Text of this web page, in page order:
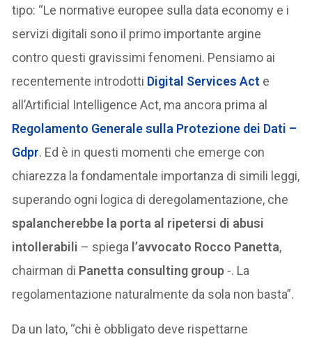
tipo: “Le normative europee sulla data economy e i
servizi digitali sono il primo importante argine
contro questi gravissimi fenomeni. Pensiamo ai
recentemente introdotti Digital Services Act e
all’Artificial Intelligence Act, ma ancora prima al
Regolamento Generale sulla Protezione dei Dati –
Gdpr. Ed è in questi momenti che emerge con
chiarezza la fondamentale importanza di simili leggi,
superando ogni logica di deregolamentazione, che
spalancherebbe la porta al ripetersi di abusi
intollerabili – spiega l’avvocato Rocco Panetta,
chairman di Panetta consulting group -. La
regolamentazione naturalmente da sola non basta”.
Da un lato, “chi è obbligato deve rispettarne